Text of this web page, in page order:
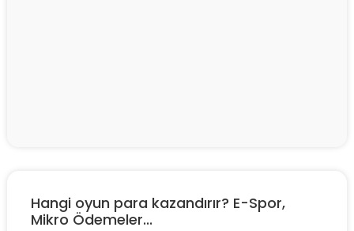
Hangi oyun para kazandırır? E-Spor,
Mikro Ödemeler...